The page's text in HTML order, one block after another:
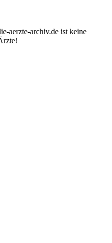
aerzte-archiv.de ist keine